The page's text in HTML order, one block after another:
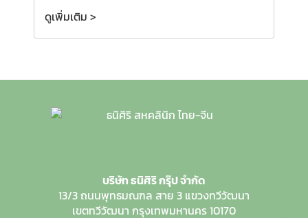
ดูเพิ่มเติม >
บริษัท ธนิศิริ กรุ๊ป จำกัด
13/3 ถนนพุทธมณฑล สาย 3 แขวงทวีวัฒนา
เขตทวีวัฒนา กรุงเทพมหานคร 10170